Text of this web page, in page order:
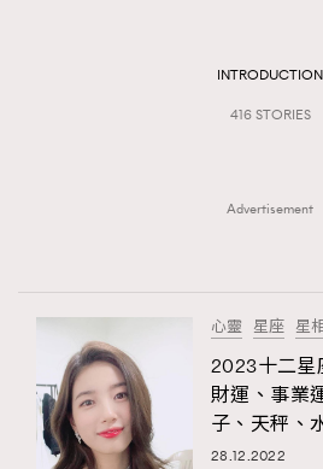
AFrenchMind
FigaroCeleb
#FigaroExhibition 群星力撐MF
#FigaroExhibition Wyman 揭
第二站！
INTRODUCTION
416 STORIES
Advertisement
心靈 星座 星
2023十二星
財運、事業
子、天秤、
28.12.2022